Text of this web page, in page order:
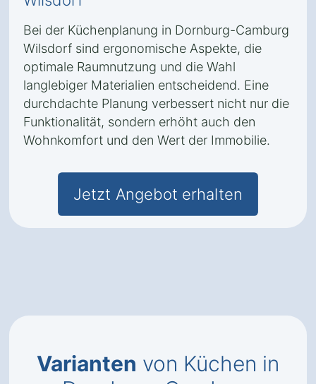
Bei der Küchenplanung in Dornburg-Camburg
Wilsdorf sind ergonomische Aspekte, die
optimale Raumnutzung und die Wahl
langlebiger Materialien entscheidend. Eine
durchdachte Planung verbessert nicht nur die
Funktionalität, sondern erhöht auch den
Wohnkomfort und den Wert der Immobilie.
Jetzt Angebot erhalten
Varianten von Küchen in